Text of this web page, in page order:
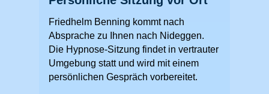
Friedhelm Benning kommt nach
Absprache zu Ihnen nach Nideggen.
Die Hypnose-Sitzung findet in vertrauter
Umgebung statt und wird mit einem
persönlichen Gespräch vorbereitet.